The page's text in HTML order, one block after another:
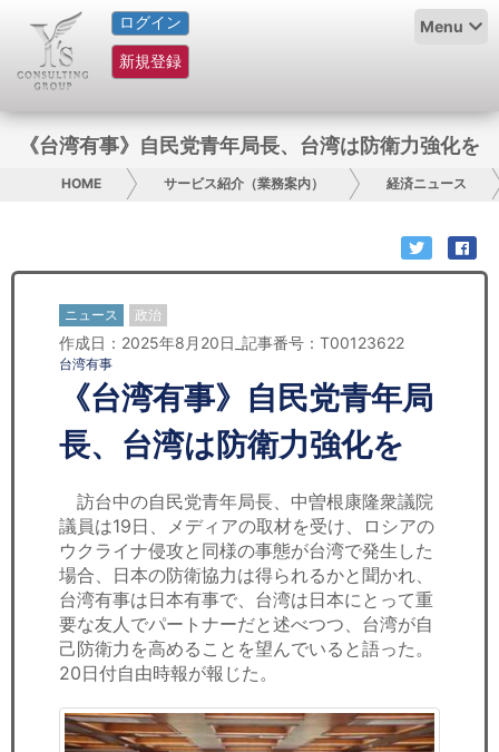
ログイン
新規登録
Menu
HOME
サービス紹介
コラム
グループ概要
日本人にPR
コンサルティング
リサーチ
セミナー
経済ニュース
労務顧問
ＩＴ
飲食店情報
《台湾有事》自民党青年局長、台湾は防衛力強化を
HOME サービス紹介（業務案内） 経済ニュース
ニュース 政治
作成日：2025年8月20日_記事番号：T00123622
台湾有事
《台湾有事》自民党青年局
長、台湾は防衛力強化を
訪台中の自民党青年局長、中曽根康隆衆議院
議員は19日、メディアの取材を受け、ロシアの
ウクライナ侵攻と同様の事態が台湾で発生した
場合、日本の防衛協力は得られるかと聞かれ、
台湾有事は日本有事で、台湾は日本にとって重
要な友人でパートナーだと述べつつ、台湾が自
己防衛力を高めることを望んでいると語った。
20日付自由時報が報じた。